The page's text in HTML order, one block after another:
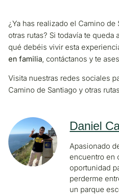
¿Ya has realizado el Camino de
otras rutas? Si todavía te queda
qué debéis vivir esta
en familia, contáctanos y te
Visita nuestras redes sociales
Camino de Santiago y otras
Daniel
Apasionado
encuentro en
oportunidad
perderme
un parque